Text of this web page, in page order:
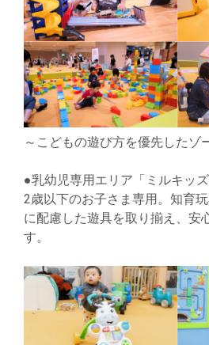
～こどもの遊び方を優先したゾ
●乳幼児専用エリア「ミルキッズ
2歳以下のお子さま専用。知育
に配慮した遊具を取り揃え、安
す。